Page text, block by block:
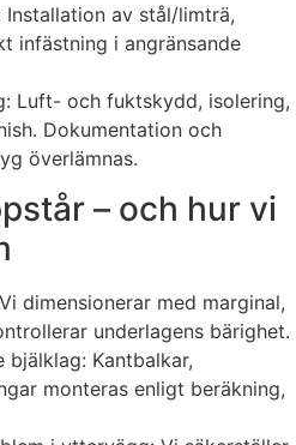
av stål/limträ,
infästning i angränsande
Luft- och fuktskydd, isolering,
Dokumentation och
överlämnas.
– och hur vi
dimensionerar med marginal,
underlagens bärighet.
bjälklag: Kantbalkar,
monteras enligt beräkning,